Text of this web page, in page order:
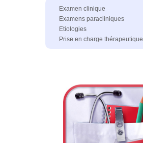
Examen clinique
Examens paracliniques
Etiologies
Prise en charge thérapeutique